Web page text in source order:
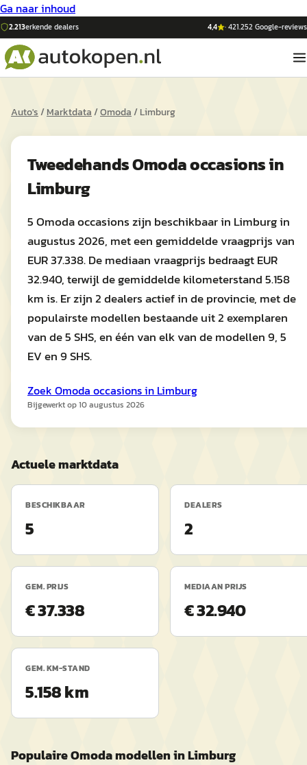
Ga naar inhoud
2.213erkende dealers 4,4 ·421.252Google-reviews
Auto's/Marktdata/Omoda/Limburg
TweedehandsOmodaoccasions in
Limburg
5 Omoda occasions zijn beschikbaar in Limburg in
augustus 2026, met een gemiddelde vraagprijs van
EUR 37.338. De mediaan vraagprijs bedraagt EUR
32.940, terwijl de gemiddelde kilometerstand 5.158
km is. Er zijn 2 dealers actief in de provincie, met de
populairste modellen bestaande uit 2 exemplaren
van de 5 SHS, en één van elk van de modellen 9, 5
EV en 9 SHS.
Zoek Omoda occasions in Limburg
Bijgewerkt op10 augustus 2026
Actuele marktdata
BESCHIKBAAR
5
DEALERS
2
GEM. PRIJS
€ 37.338
MEDIAAN PRIJS
€ 32.940
GEM. KM-STAND
5.158 km
PopulaireOmodamodellen inLimburg